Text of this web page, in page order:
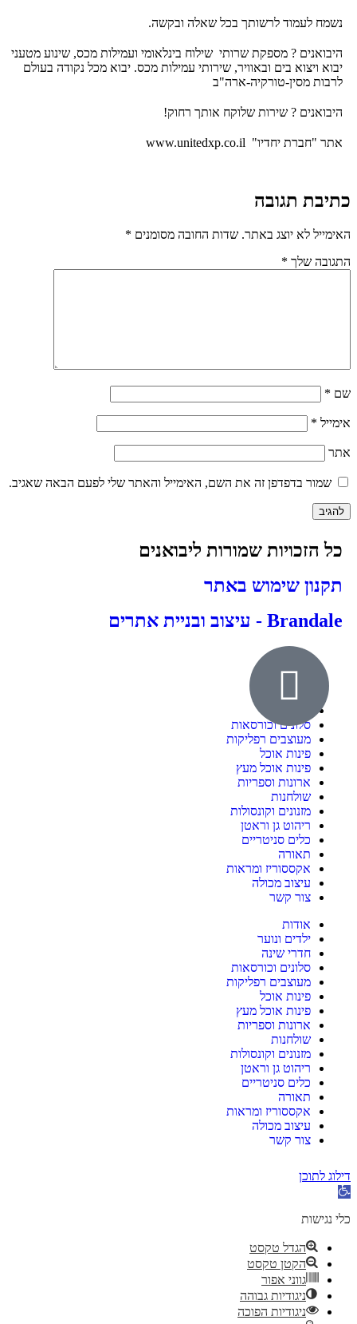
נשמח לעמוד לרשותך בכל שאלה ובקשה.
היבואנים ? מספקת שרותי שילוח בינלאומי ועמילות מכס, שינוע מטעני
יבוא ויצוא בים ובאוויר, שירותי עמילות מכס. יבוא מכל נקודה בעולם
לרבות מסין-טורקיה-ארה"ב
היבואנים ? שירות שלוקח אותך רחוק!
אתר "חברת יחדיו" www.unitedxp.co.il
כתיבת תגובה
האימייל לא יוצג באתר. שדות החובה מסומנים*
התגובה שלך*
שם*
אימייל*
אתר
שמור בדפדפן זה את השם, האימייל והאתר שלי לפעם הבאה שאגיב.
כל הזכויות שמורות ליבואנים
תקנון שימוש באתר
Brandale - עיצוב ובניית אתרים
ילדים ונוער
סלונים וכורסאות
מעוצבים רפליקות
פינות אוכל
פינות אוכל מעץ
ארונות וספריות
שולחנות
מזנונים וקונסולות
ריהוט גן וראטן
כלים סניטריים
תאורה
אקססוריז ומראות
עיצוב מכולה
צור קשר
אודות
ילדים ונוער
חדרי שינה
סלונים וכורסאות
מעוצבים רפליקות
פינות אוכל
פינות אוכל מעץ
ארונות וספריות
שולחנות
מזנונים וקונסולות
ריהוט גן וראטן
כלים סניטריים
תאורה
אקססוריז ומראות
עיצוב מכולה
צור קשר
דילוג לתוכן
פתח
נגישות
כלי נגישות
הגדל טקסט
הקטן טקסט
גווני אפור
ניגודיות גבוהה
ניגודיות הפוכה